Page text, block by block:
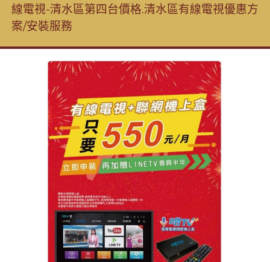
線電視-清水區第四台價格.清水區有線電視優惠方
案/安裝服務